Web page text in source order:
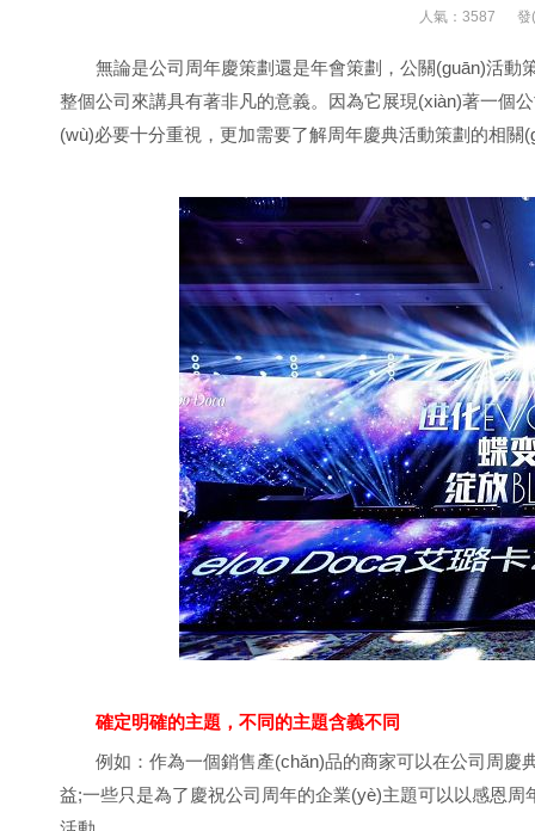
人氣：3587 發
無論是公司周年慶策劃還是年會策劃，公關(guān)活
整個公司來講具有著非凡的意義。因為它展現(xiàn)著一個
(wù)必要十分重視，更加需要了解周年慶典活動策劃的相關
確定明確的主題，不同的主題含義不同
例如：作為一個銷售產(chǎn)品的商家可以在公司周慶
益;一些只是為了慶祝公司周年的企業(yè)主題可以以感恩周